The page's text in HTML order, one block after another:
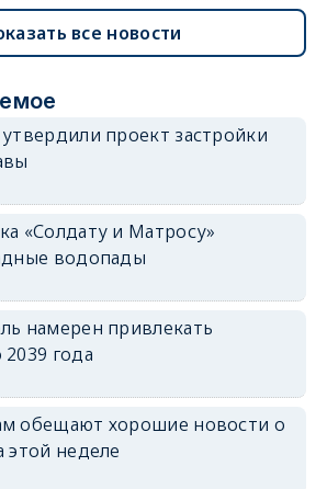
все новости
проект застройки
«Солдату и Матросу»
водопады
намерен привлекать
года
обещают хорошие новости о
этой неделе